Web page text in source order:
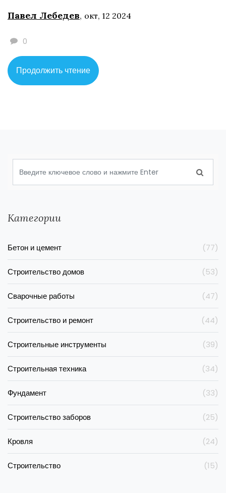
как правильно ухаживать за инструментами и какие
Павел Лебедев, окт, 12 2024
0
Продолжить чтение
Категории
Бетон и цемент (77)
Строительство домов (53)
Сварочные работы (47)
Строительство и ремонт (44)
Строительные инструменты (39)
Строительная техника (34)
Фундамент (33)
Строительство заборов (25)
Кровля (24)
Строительство (15)